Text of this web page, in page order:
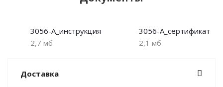
3056-A_инструкция
2,7 мб
3056-A_сертификат
2,1 мб
Доставка